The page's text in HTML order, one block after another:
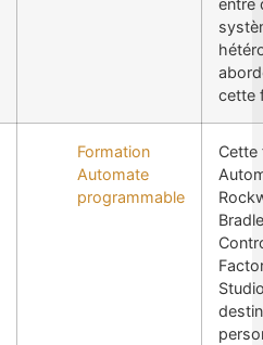
entre
cette
Formation
Automate
programmable